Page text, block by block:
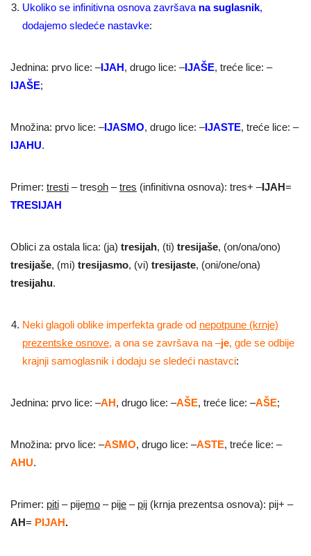
Ukoliko se infinitivna osnova završava na suglasnik,
dodajemo sledeće nastavke:
Jednina: prvo lice: –IJAH, drugo lice: –IJAŠE, treće lice: –
IJAŠE;
Množina: prvo lice: –IJASMO, drugo lice: –IJASTE, treće lice: –
IJAHU.
Primer: tresti – tresoh –tres (infinitivna osnova): tres+ –IJAH=
TRESIJAH
Oblici za ostala lica: (ja) tresijah, (ti) tresijaše, (on/ona/ono)
tresijaše, (mi) tresijasmo, (vi) tresijaste, (oni/one/ona)
tresijahu.
Neki glagoli oblike imperfekta grade od nepotpune (krnje)
prezentske osnove, a ona se završava na –je, gde se odbije
krajnji samoglasnik i dodaju se sledeći nastavci:
Jednina: prvo lice: –AH, drugo lice: –AŠE, treće lice: –AŠE;
Množina: prvo lice: –ASMO, drugo lice: –ASTE, treće lice: –
AHU.
Primer: piti – pijemo – pije – pij (krnja prezentsa osnova): pij+ –
AH= PIJAH.